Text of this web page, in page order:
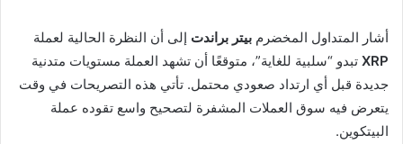
أشار المتداول المخضرم بيتر براندت إلى أن النظرة الحالية لعملة
XRP تبدو “سلبية للغاية”، متوقعًا أن تشهد العملة مستويات متدنية
جديدة قبل أي ارتداد صعودي محتمل. تأتي هذه التصريحات في وقت
يتعرض فيه سوق العملات المشفرة لتصحيح واسع تقوده عملة
البيتكوين.